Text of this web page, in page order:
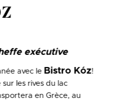
exécutive
avec le Bistro Kóz!
les rives du lac
en Grèce, au